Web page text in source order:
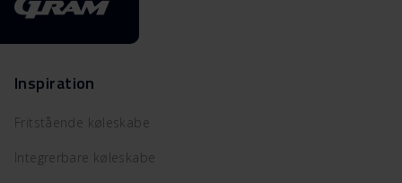
Inspiration
Fritstående køleskabe
Integrerbare køleskabe